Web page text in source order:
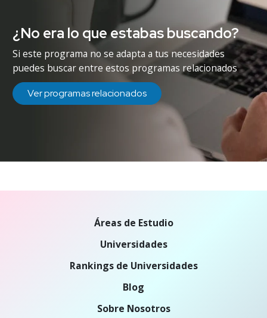
¿No era lo que estabas buscando?
Si este programa no se adapta a tus necesidades
puedes buscar entre estos programas relacionados
Ver programas relacionados
Áreas de Estudio
Universidades
Rankings de Universidades
Blog
Sobre Nosotros